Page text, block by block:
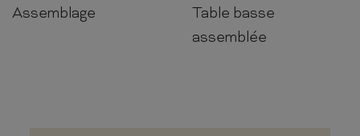
Assemblage
Table basse
assemblée